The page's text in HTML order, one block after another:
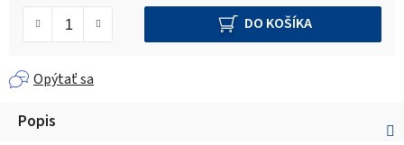
DO KOŠÍKA
Opýtať sa
Popis